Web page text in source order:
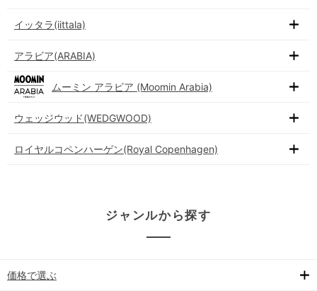
イッタラ(iittala)
アラビア(ARABIA)
ムーミン アラビア (Moomin Arabia)
ウェッジウッド(WEDGWOOD)
ロイヤルコペンハーゲン(Royal Copenhagen)
ジャンルから探す
価格で選ぶ